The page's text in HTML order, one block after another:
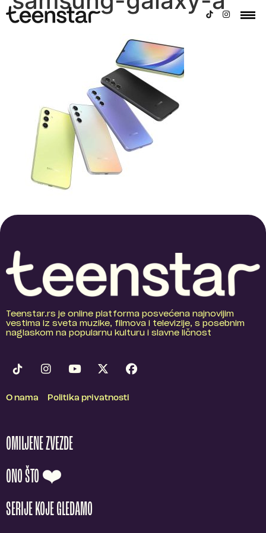
Teenstar.rs je online platforma posvećena najnovijim
vestima iz sveta muzike, filmova i televizije, s posebnim
naglaskom na popularnu kulturu i slavne ličnost
O nama Politika privatnosti
OMILJENE ZVEZDE
ONO ŠTO ❤️
SERIJE KOJE GLEDAMO